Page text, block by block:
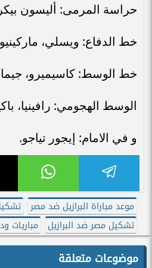
حراسة المرمى: أليسون
خط الدفاع: ويسلي،
خط الوسط: كاسيميرو،
الوسط الهجومي: رافينيا،
و في الامام: إيجور تياجو.
موعد مباراة البرازيل ضد مصر
تشكيل مصر ضد البرازيل
مباريات
موضوعات متعلقة